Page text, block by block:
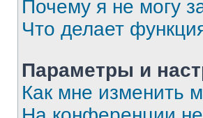
Почему я не могу
Что делает
Параметры и
Как мне изменить